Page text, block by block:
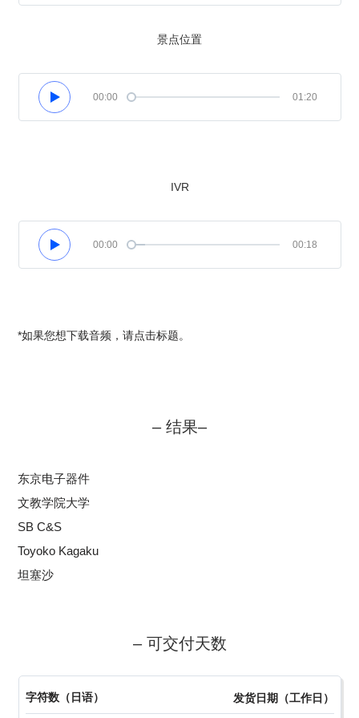
景点位置
00:00 01:20
IVR
00:00 00:18
*如果您想下载音频，请点击标题。
– 结果–
东京电子器件
文教学院大学
SB C&S
Toyoko Kagaku
坦塞沙
– 可交付天数